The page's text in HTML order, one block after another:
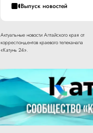
Выпуск новостей
Актуальные новости Алтайского края от
корреспондентов краевого телеканала
«Катунь 24».